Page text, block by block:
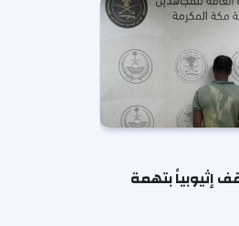
إثيوبياً بتهمة